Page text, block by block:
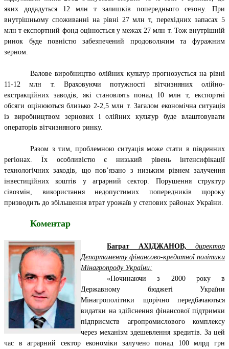
яких додадуться 12 млн т залишків попереднього сезону. При
внутрішньому споживанні на рівні 27 млн т, перехідних запасах 5
млн т експортний фонд оцінюється у межах 27 млн т. Тож внутрішній
ринок буде повністю забезпечений продовольчим та фуражним
зерном.
Валове виробництво олійних культур прогнозується на рівні
11-12 млн т. Враховуючи потужності вітчизняних олійно-
екстракційних заводів, які становлять понад 10 млн т, експортні
обсяги оцінюються близько 2-2,5 млн т. Загалом економічна ситуація
із виробництвом зернових і олійних культур буде влаштовувати
операторів вітчизняного ринку.
Разом з тим, проблемною ситуація може стати в південних
регіонах. Їх особливістю є низький рівень інтенсифікації
технологічних заходів, що пов’язано з низьким рівнем залучення
інвестиційних коштів у аграрний сектор. Порушення структур
сівозмін, використання недопустимих попередників щороку
призводить до збільшення втрат урожаїв у степових районах України.
Коментар
Баграт АХІДЖАНОВ, директор
Департаменту фінансово-кредитної політики
Мінагропроду України:
«Починаючи з 2000 року в
Державному бюджеті України
Мінагрополітики щорічно передбачаються
видатки на здійснення фінансової підтримки
підприємств агропромислового комплексу
через механізм здешевлення кредитів. За цей
час в аграрний сектор економіки залучено понад 100 млрд грн